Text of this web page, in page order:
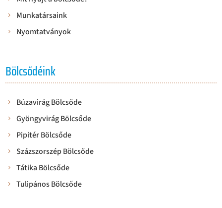
Munkatársaink
Nyomtatványok
Bölcsődéink
Búzavirág Bölcsőde
Gyöngyvirág Bölcsőde
Pipitér Bölcsőde
Százszorszép Bölcsőde
Tátika Bölcsőde
Tulipános Bölcsőde